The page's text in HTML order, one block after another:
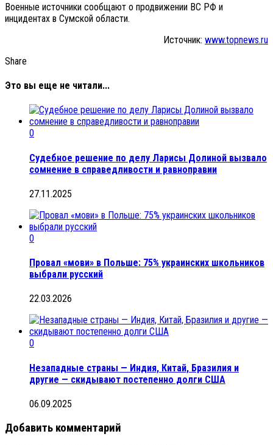
Военные источники сообщают о продвижении ВС РФ и
инцидентах в Сумской области.
Источник: www.topnews.ru
Share
Это вы еще не читали...
0
Судебное решение по делу Ларисы Долиной вызвало
сомнение в справедливости и равноправии
27.11.2025
0
Провал «мови» в Польше: 75% украинских школьников
выбрали русский
22.03.2026
0
Незападные страны — Индия, Китай, Бразилия и
другие — скидывают постепенно долги США
06.09.2025
Добавить комментарий